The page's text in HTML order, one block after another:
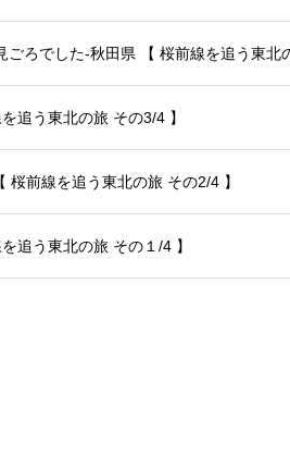
ろでした-秋田県 【 桜前線を追う東北
追う東北の旅 その3/4 】
前線を追う東北の旅 その2/4 】
追う東北の旅 その１/4 】